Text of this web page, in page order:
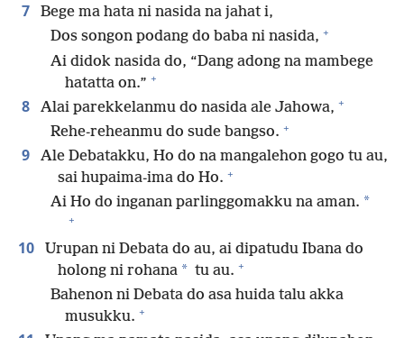
7
Bege ma hata ni nasida na jahat i,
Dos songon podang do baba ni nasida, +
Ai didok nasida do, “Dang adong na mambege
hatatta on.” +
8 Alai parekkelanmu do nasida ale Jahowa, +
Rehe-reheanmu do sude bangso. +
9
Ale Debatakku, Ho do na mangalehon gogo tu au,
sai hupaima-ima do Ho. +
Ai Ho do inganan parlinggomakku na aman. *
+
10
Urupan ni Debata do au, ai dipatudu Ibana do
holong ni rohana * tu au. +
Bahenon ni Debata do asa huida talu akka
musukku. +